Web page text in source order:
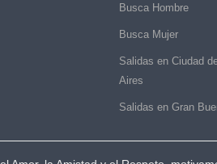
Busca Hombre
Busca Mujer
Salidas en Ciudad
Aires
Salidas en Gran